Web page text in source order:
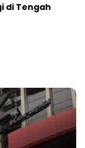
di Tengah